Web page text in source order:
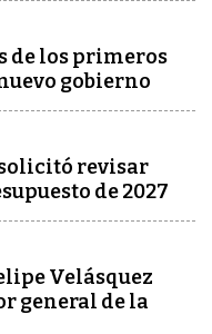
de los primeros
gobierno
revisar
de 2027
Velásquez
general de la